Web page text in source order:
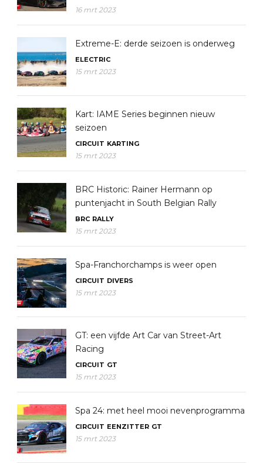
16 mrt 2023
Extreme-E: derde seizoen is onderweg
ELECTRIC
15 mrt 2023
Kart: IAME Series beginnen nieuw
seizoen
CIRCUIT KARTING
15 mrt 2023
BRC Historic: Rainer Hermann op
puntenjacht in South Belgian Rally
BRC RALLY
15 mrt 2023
Spa-Franchorchamps is weer open
CIRCUIT DIVERS
15 mrt 2023
GT: een vijfde Art Car van Street-Art
Racing
CIRCUIT GT
15 mrt 2023
Spa 24: met heel mooi nevenprogramma
CIRCUIT EENZITTER GT
15 mrt 2023